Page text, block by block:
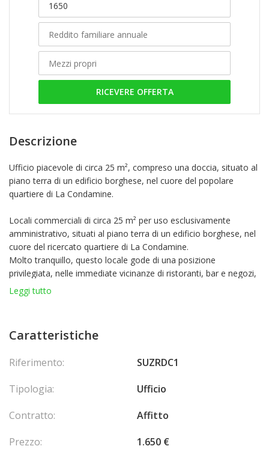
RICEVERE OFFERTA
Descrizione
Ufficio piacevole di circa 25 m², compreso una doccia, situato al
piano terra di un edificio borghese, nel cuore del popolare
quartiere di La Condamine.
Locali commerciali di circa 25 m² per uso esclusivamente
amministrativo, situati al piano terra di un edificio borghese, nel
cuore del ricercato quartiere di La Condamine.
Molto tranquillo, questo locale gode di una posizione
privilegiata, nelle immediate vicinanze di ristoranti, bar e negozi,
e a soli 5 minuti a piedi da un parcheggio pubblico. Combina
tranquillità e accessibilità, pur essendo visibile e facile da
1 sala principale
Leggi tutto
Caratteristiche
Riferimento:
SUZRDC1
Tipologia:
Ufficio
Contratto:
Affitto
Prezzo:
1.650 €